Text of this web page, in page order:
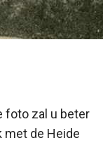
foto zal u beter
met de Heide